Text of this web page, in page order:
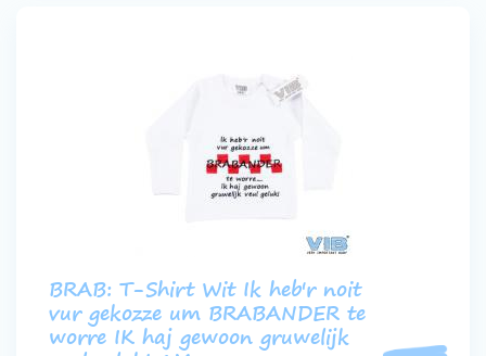
BRAB: T-Shirt Wit Ik heb'r noit
vur gekozze um BRABANDER te
worre IK haj gewoon gruwelijk